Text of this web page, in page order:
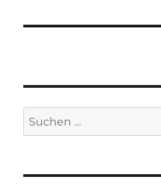
Suchen
nach: